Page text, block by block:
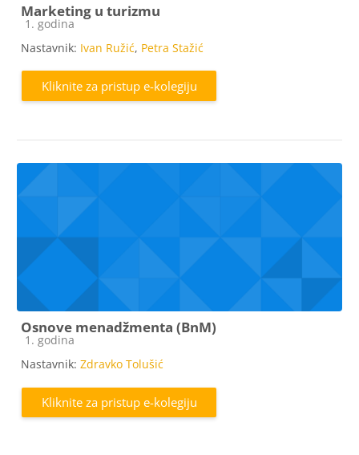
Marketing u turizmu
Kategorija e-kolegija
1. godina
Nastavnik: Ivan Ružić, Petra Stažić
Kliknite za pristup e-kolegiju
Osnove menadžmenta (BnM)
Kategorija e-kolegija
1. godina
Nastavnik: Zdravko Tolušić
Kliknite za pristup e-kolegiju